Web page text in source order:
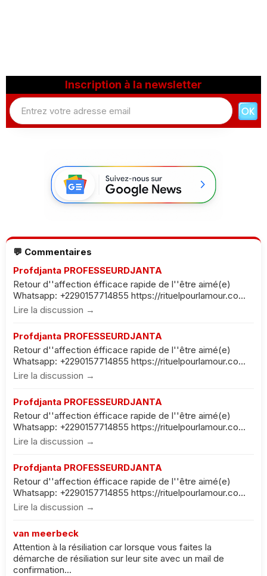
Inscription à la newsletter
💬 Commentaires
Profdjanta PROFESSEURDJANTA
Retour d''affection éfficace rapide de l''être aimé(e)
Whatsapp: +2290157714855 https://rituelpourlamour.co...
Lire la discussion →
Profdjanta PROFESSEURDJANTA
Retour d''affection éfficace rapide de l''être aimé(e)
Whatsapp: +2290157714855 https://rituelpourlamour.co...
Lire la discussion →
Profdjanta PROFESSEURDJANTA
Retour d''affection éfficace rapide de l''être aimé(e)
Whatsapp: +2290157714855 https://rituelpourlamour.co...
Lire la discussion →
Profdjanta PROFESSEURDJANTA
Retour d''affection éfficace rapide de l''être aimé(e)
Whatsapp: +2290157714855 https://rituelpourlamour.co...
Lire la discussion →
van meerbeck
Attention à la résiliation car lorsque vous faites la
démarche de résiliation sur leur site avec un mail de
confirmation...